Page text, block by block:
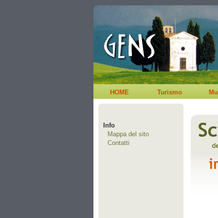
HOME Turismo
Info
Mappa del sito
Contatti